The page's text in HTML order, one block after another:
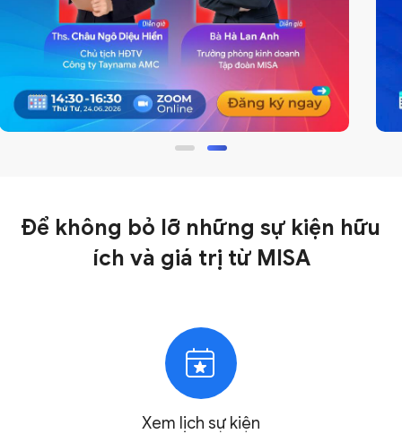
Để không bỏ lỡ những sự kiện hữu
ích và giá trị từ MISA
Xem lịch sự kiện